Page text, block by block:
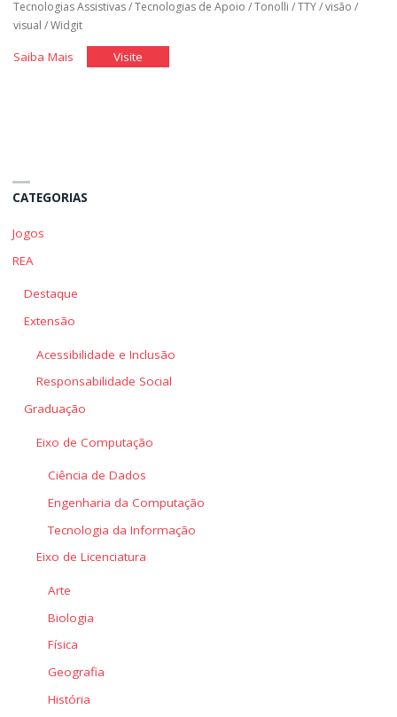
Tecnologias Assistivas/Tecnologias de Apoio /Tonolli /TTY/visão /
visual /Widgit
Saiba Mais"Tecnologia
Visite"Tecnologia
CATEGORIAS
Jogos
REA
Destaque
Extensão
Acessibilidade e Inclusão
Responsabilidade Social
Graduação
Eixo de Computação
Ciência de Dados
Engenharia da Computação
Tecnologia da Informação
Eixo de Licenciatura
Arte
Biologia
Física
Geografia
História